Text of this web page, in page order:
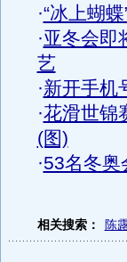
·“冰上蝴
·亚冬会即
艺
·新开手机
·花滑世锦
(图)
·53名冬奥
相关搜索： 陈